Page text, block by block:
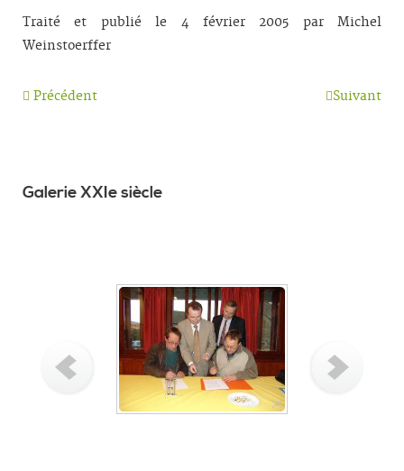
Traité et publié le 4 février 2005 par Michel
Weinstoerffer
Précédent Suivant
Galerie XXIe siècle